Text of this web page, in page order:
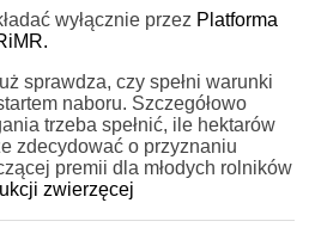
wyłącznie przez Platforma
sprawdza, czy spełni warunki
naboru. Szczegółowo
trzeba spełnić, ile hektarów
zdecydować o przyznaniu
premii dla młodych rolników
zwierzęcej